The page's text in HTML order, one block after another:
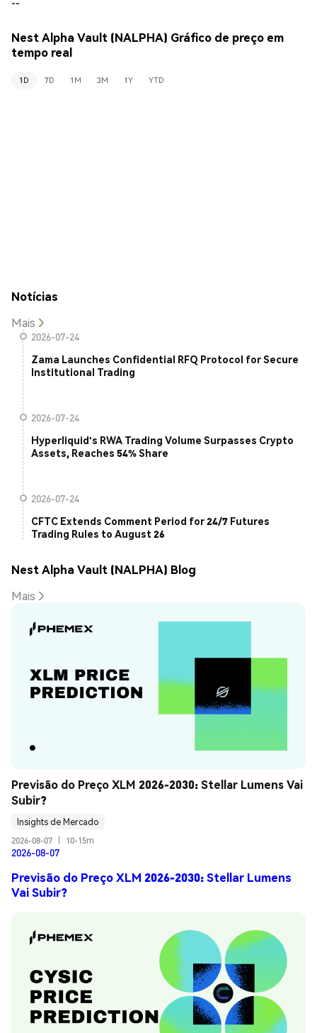
Nest Alpha Vault (NALPHA) Gráfico de preço em
tempo real
1D 7D 1M 3M 1Y YTD
Notícias
Mais
2026-07-24
Zama Launches Confidential RFQ Protocol for Secure
Institutional Trading
2026-07-24
Hyperliquid's RWA Trading Volume Surpasses Crypto
Assets, Reaches 54% Share
2026-07-24
CFTC Extends Comment Period for 24/7 Futures
Trading Rules to August 26
Nest Alpha Vault (NALPHA) Blog
Mais
Previsão do Preço XLM 2026-2030: Stellar Lumens Vai
Subir?
Insights de Mercado
2026-08-07
10-15m
2026-08-07
Previsão do Preço XLM 2026-2030: Stellar Lumens
Vai Subir?